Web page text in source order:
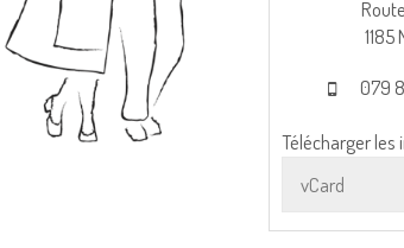
079
Télécharger les
vCard